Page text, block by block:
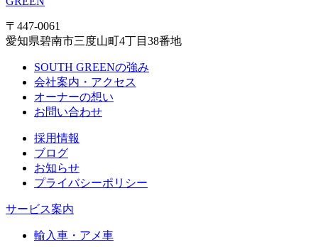
〒447-0061
愛知県碧南市三度山町4丁目38番地
SOUTH GREENの強み
会社案内・アクセス
オーナーの想い
お問い合わせ
採用情報
ブログ
お知らせ
プライバシーポリシー
サービス案内
輸入車・アメ車